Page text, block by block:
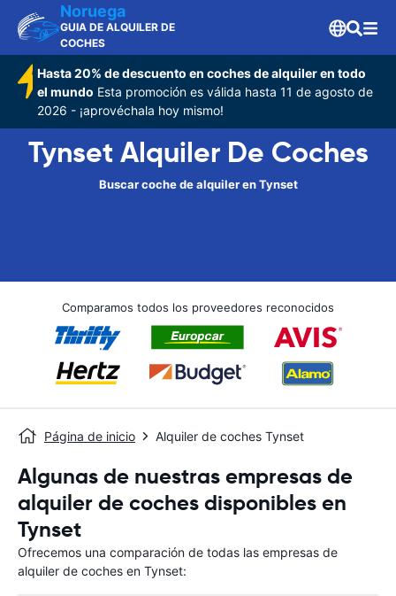
Noruega
GUIA DE ALQUILER DE
COCHES
Hasta 20% de descuento en coches de alquiler en todo
el mundo Esta promoción es válida hasta 11 de agosto de
2026 - ¡aprovéchala hoy mismo!
Tynset Alquiler De Coches
Buscar coche de alquiler en Tynset
Comparamos todos los proveedores reconocidos
Página de inicio Alquiler de coches Tynset
Algunas de nuestras empresas de
alquiler de coches disponibles en
Tynset
Ofrecemos una comparación de todas las empresas de
alquiler de coches en Tynset: